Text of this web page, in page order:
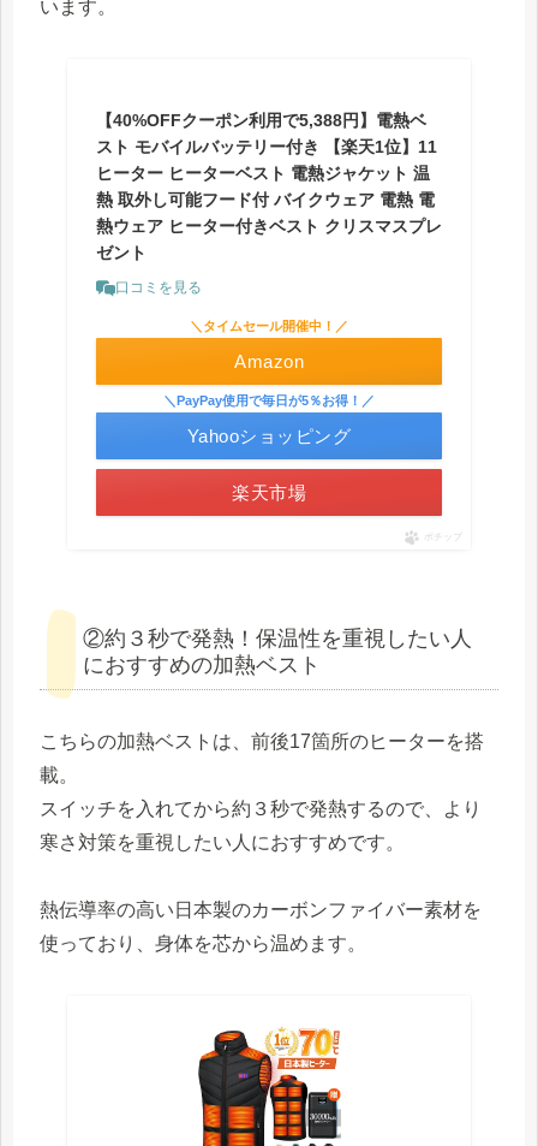
います。
【40%OFFクーポン利用で5,388円】電熱ベ
スト モバイルバッテリー付き 【楽天1位】11
ヒーター ヒーターベスト 電熱ジャケット 温
熱 取外し可能フード付 バイクウェア 電熱 電
熱ウェア ヒーター付きベスト クリスマスプレ
ゼント
口コミを見る
＼タイムセール開催中！／
Amazon
楽天市場
＼PayPay使用で毎日が5％お得！／
Yahooショッピング
ポチップ
②約３秒で発熱！保温性を重視したい人
におすすめの加熱ベスト
こちらの加熱ベストは、前後17箇所のヒーターを搭
載。
スイッチを入れてから約３秒で発熱するので、より
寒さ対策を重視したい人におすすめです。
熱伝導率の高い日本製のカーボンファイバー素材を
使っており、身体を芯から温めます。